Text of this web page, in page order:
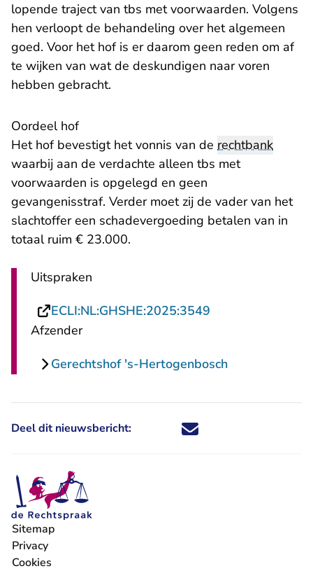
lopende traject van tbs met voorwaarden. Volgens
hen verloopt de behandeling over het algemeen
goed. Voor het hof is er daarom geen reden om af
te wijken van wat de deskundigen naar voren
hebben gebracht.
Oordeel hof
Het hof bevestigt het vonnis van de rechtbank
waarbij aan de verdachte alleen tbs met
voorwaarden is opgelegd en geen
gevangenisstraf. Verder moet zij de vader van het
slachtoffer een schadevergoeding betalen van in
totaal ruim € 23.000.
Uitspraken
ECLI:NL:GHSHE:2025:3549
Afzender
Gerechtshof 's-Hertogenbosch
Deel dit nieuwsbericht: Deel dit nieuwsbericht via X -
Deel dit nieuwsbericht via
Deel dit nieuwsbericht
Deel dit
Sitemap
Privacy
Cookies